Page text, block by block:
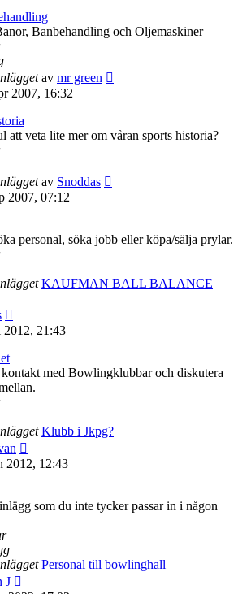
senaste
inläggetBanbehandling och Oljemaskiner
av mr green
inlägget
2007, 16:32
att veta lite mer om våran sports historia?
av Snoddas
inlägget
2007, 07:12
personal, söka jobb eller köpa/sälja prylar.
KAUFMAN BALL BALANCE
till
inlägget
21:43
med Bowlingklubbar och diskutera
Klubb i Jkpg?
till
det
inlägget
2012, 12:43
som du inte tycker passar in i någon
Personal till bowlinghall
J